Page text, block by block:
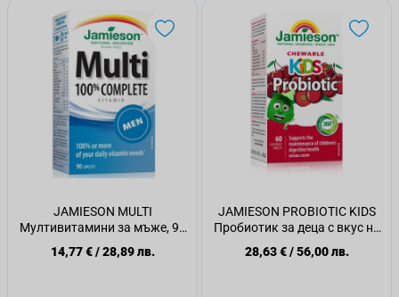
JAMIESON MULTI
Мултивитамини за мъже, 90
14,77 €/28,89 лв.
JAMIESON PROBIOTIC KIDS
Пробиотик за деца с вкус на
28,63 €/56,00 лв.